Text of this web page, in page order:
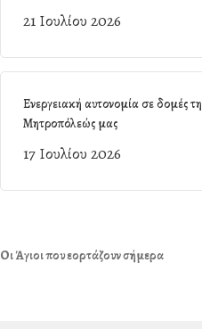
21 Ιουλίου 2026
Ενεργειακή αυτονομία σε δομές
Μητροπόλεώς μας
17 Ιουλίου 2026
Οι Άγιοι που εορτάζουν σήμερα